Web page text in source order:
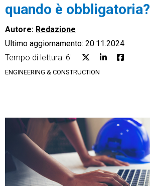
Email Marketing
Fatturazione
Financial Solutions
quando è obbligatoria?
Autore: Redazione
Ultimo aggiornamento: 20.11.2024
Tempo di lettura: 6'
ENGINEERING & CONSTRUCTION